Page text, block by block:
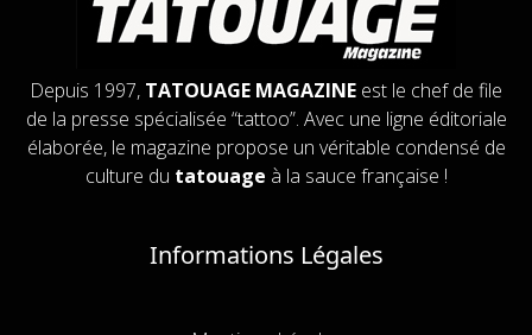
Depuis 1997, TATOUAGE MAGAZINE est le chef de file
de la presse spécialisée “tattoo”. Avec une ligne éditoriale
élaborée, le magazine propose un véritable condensé de
culture du tatouage à la sauce française !
Informations Légales